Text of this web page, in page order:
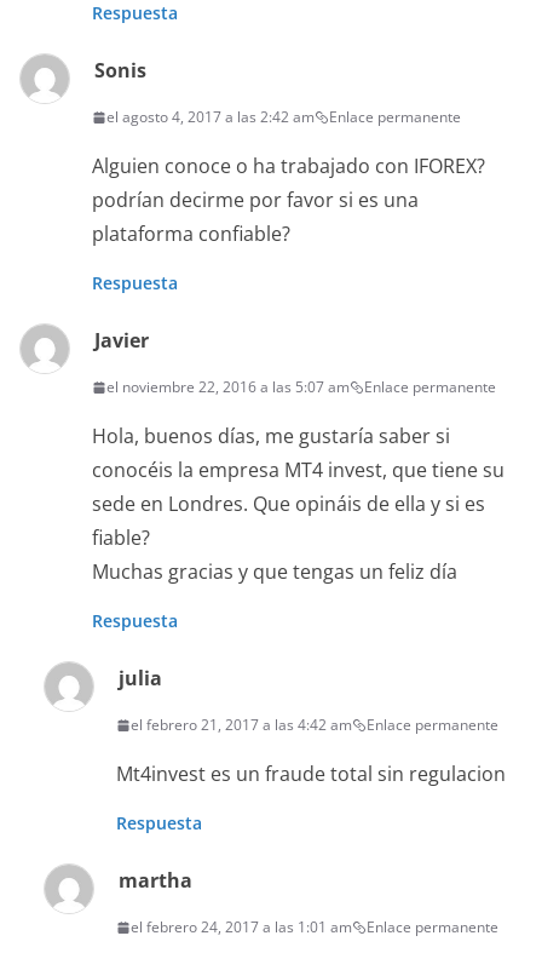
Respuesta
Sonis
el agosto 4, 2017 a las 2:42 am Enlace permanente
Alguien conoce o ha trabajado con IFOREX?
podrían decirme por favor si es una
plataforma confiable?
Respuesta
Javier
el noviembre 22, 2016 a las 5:07 am Enlace permanente
Hola, buenos días, me gustaría saber si
conocéis la empresa MT4 invest, que tiene su
sede en Londres. Que opináis de ella y si es
fiable?
Muchas gracias y que tengas un feliz día
Respuesta
julia
el febrero 21, 2017 a las 4:42 am Enlace permanente
Mt4invest es un fraude total sin regulacion
Respuesta
martha
el febrero 24, 2017 a las 1:01 am Enlace permanente